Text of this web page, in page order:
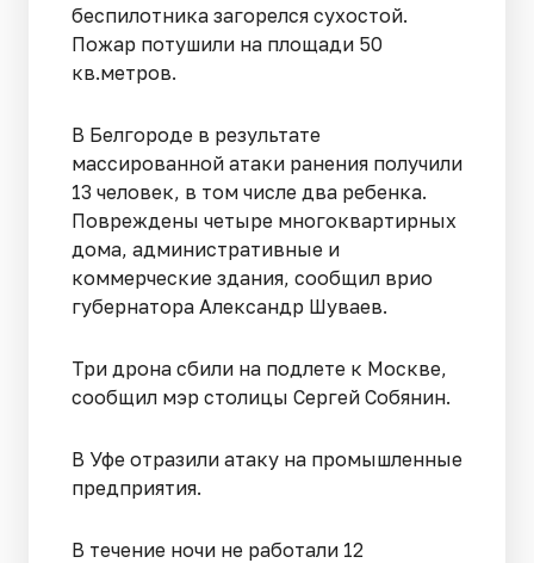
беспилотника загорелся сухостой.
Пожар потушили на площади 50
кв.метров.
В Белгороде в результате
массированной атаки ранения получили
13 человек, в том числе два ребенка.
Повреждены четыре многоквартирных
дома, административные и
коммерческие здания, сообщил врио
губернатора Александр Шуваев.
Три дрона сбили на подлете к Москве,
сообщил мэр столицы Сергей Собянин.
В Уфе отразили атаку на промышленные
предприятия.
В течение ночи не работали 12